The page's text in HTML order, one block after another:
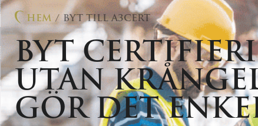
ISO 18295–
ECM– Certifiering
Ballast –
HEM/ BYT TILL A3CERT
BYT
UTAN
GÖR DET